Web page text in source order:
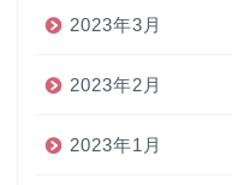
2023年3月
2023年2月
2023年1月